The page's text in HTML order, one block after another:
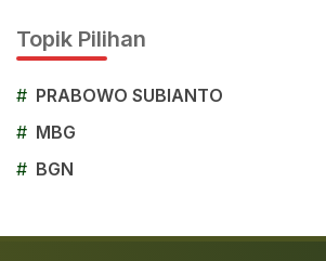
Topik Pilihan
# PRABOWO SUBIANTO
# MBG
# BGN